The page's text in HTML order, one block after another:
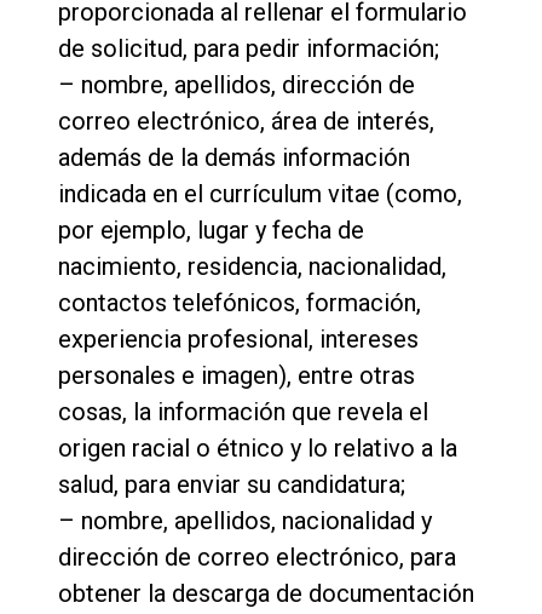
proporcionada al rellenar el formulario
de solicitud, para pedir información;
– nombre, apellidos, dirección de
correo electrónico, área de interés,
además de la demás información
indicada en el currículum vitae (como,
por ejemplo, lugar y fecha de
nacimiento, residencia, nacionalidad,
contactos telefónicos, formación,
experiencia profesional, intereses
personales e imagen), entre otras
cosas, la información que revela el
origen racial o étnico y lo relativo a la
salud, para enviar su candidatura;
– nombre, apellidos, nacionalidad y
dirección de correo electrónico, para
obtener la descarga de documentación